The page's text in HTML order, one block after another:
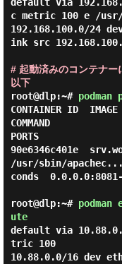
c metric 100 e /
192.168.100.0/24
ink src
# 起動済みのコンテナー
以下
root@dlp:~# podman
CONTAINER ID  IMAGE
COMMAND
PORTS
90e6346c401e
/usr/sbin/
conds
root@dlp:~#
ute
default via
tric 100
10.88.0.0/16 dev